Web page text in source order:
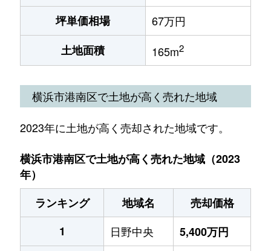
坪単価相場
67万円
土地面積
165m2
横浜市港南区で土地が高く売れた地域
2023年に土地が高く売却された地域です。
横浜市港南区で土地が高く売れた地域（2023
年）
ランキング
地域名
売却価格
1
日野中央
5,400万円